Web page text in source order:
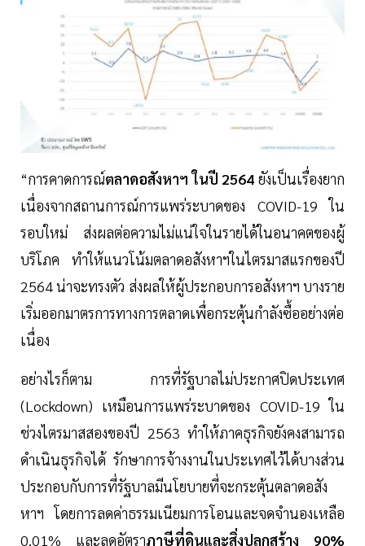
“การคาดการณ์ตลาดอสังหาฯ ในปี 2564 ยังเป็นเรื่องยาก
เนื่องจากสถานการณ์การแพร่ระบาดของ COVID-19 ใน
รอบใหม่ ส่งผลต่อความไม่แน่ใจในรายได้ในอนาคตของผู้
บริโภค ทำให้แนวโน้มตลาดอสังหาฯในไตรมาสแรกของปี
2564 น่าจะทรงตัว ส่งผลให้ผู้ประกอบการอสังหาฯ บางราย
เริ่มออกมาตรการทางการตลาดเพื่อกระตุ้นกำลังซื้ออย่างต่อ
เนื่อง
อย่างไรก็ตาม การที่รัฐบาลไม่ประกาศปิดประเทศ
(Lockdown) เหมือนการแพร่ระบาดของ COVID-19 ใน
ช่วงไตรมาสสองของปี 2563 ทำให้ภาคธุรกิจยังคงสามารถ
ดำเนินธุรกิจได้ รักษาการจ้างงานในประเทศไว้ได้บางส่วน
ประกอบกับการที่รัฐบาลมีนโยบายที่จะกระตุ้นตลาดอสัง
หาฯ โดยการลดค่าธรรมเนียมการโอนและจดจำนองเหลือ
0.01% และลดอัตราภาษีที่ดินและสิ่งปลูกสร้าง 90%